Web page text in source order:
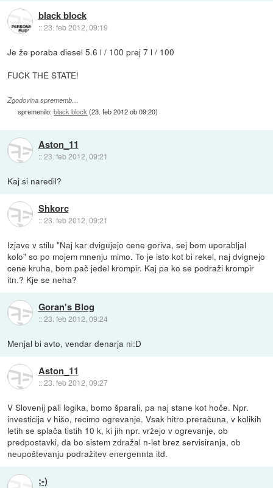
black block
::23. feb 2012, 09:19
Je že poraba diesel 5.6 l / 100 prej 7 l / 100
FUCK THE STATE!
Zgodovina sprememb…
spremenilo:black block (23. feb 2012 ob 09:20)
Aston_11
::23. feb 2012, 09:21
Kaj si naredil?
Shkorc
::23. feb 2012, 09:21
Izjave v stilu "Naj kar dvigujejo cene goriva, sej bom uporabljal
kolo" so po mojem mnenju mimo. To je isto kot bi rekel, naj dvignejo
cene kruha, bom pač jedel krompir. Kaj pa ko se podraži krompir
itn.? Kje se neha?
Goran's Blog
::23. feb 2012, 09:24
Menjal bi avto, vendar denarja ni:D
Aston_11
::23. feb 2012, 09:27
V Slovenij pali logika, bomo šparali, pa naj stane kot hoče. Npr.
investicija v hišo, recimo ogrevanje. Vsak hitro preračuna, v kolikih
letih se splača tistih 10 k, ki jih npr. vržejo v ogrevanje, ob
predpostavki, da bo sistem zdražal n-let brez servisiranja, ob
neupoštevanju podražitev energennta itd.
;-)